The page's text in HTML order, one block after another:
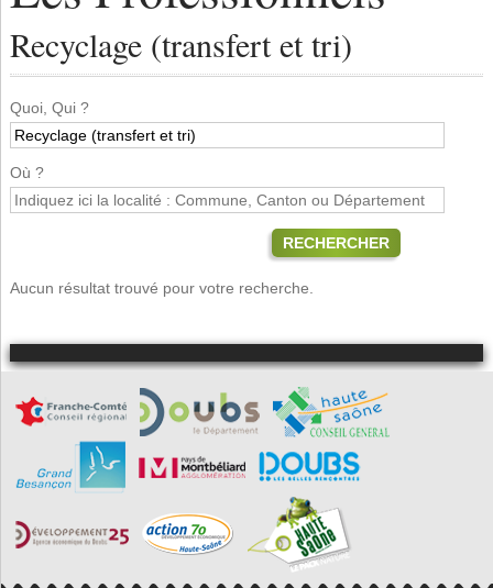
Recyclage (transfert et tri)
Quoi, Qui ?
Où ?
RECHERCHER
Aucun résultat trouvé pour votre recherche.